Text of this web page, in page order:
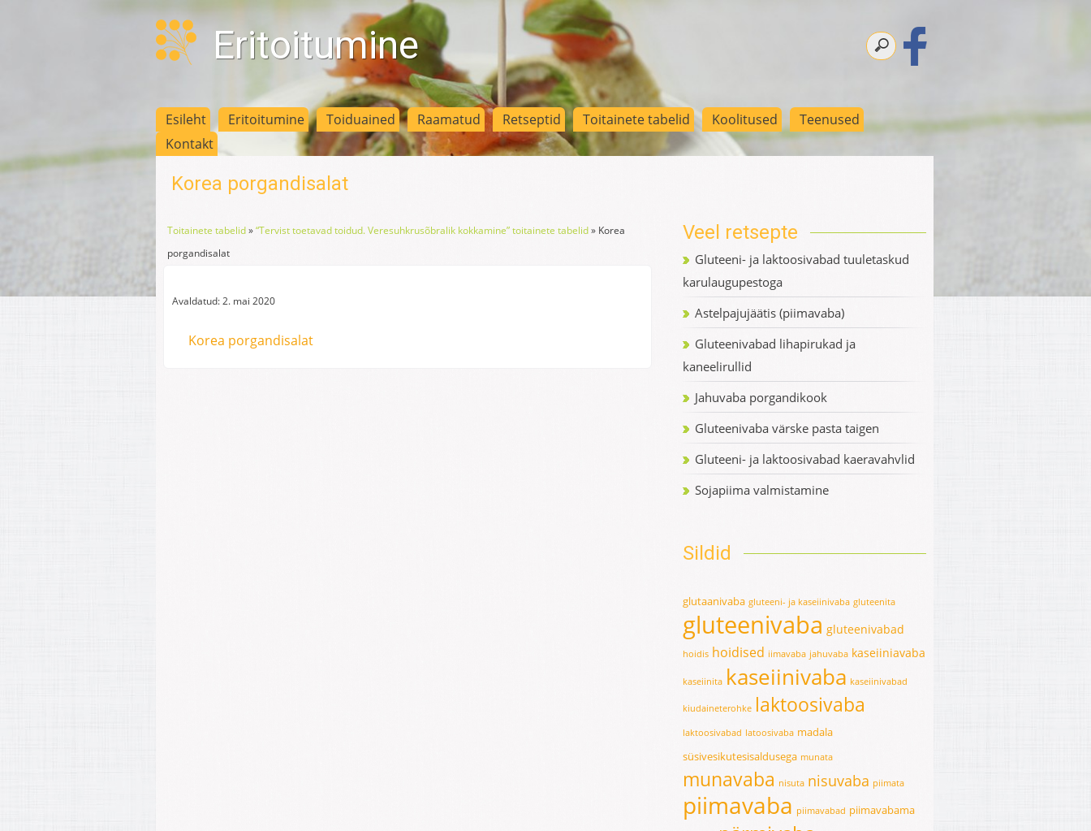
Eritoitumine
Esileht Eritoitumine Toiduained Raamatud Retseptid Toitainete tabelid Koolitused
Teenused
Kontakt
Korea porgandisalat
Toitainete tabelid»“Tervist toetavad toidud. Veresuhkrusõbralik kokkamine” toitainete tabelid» Korea
porgandisalat
Avaldatud: 2. mai 2020
Korea porgandisalat
Veel retsepte
Gluteeni- ja laktoosivabad tuuletaskud
karulaugupestoga
Astelpajujäätis (piimavaba)
Gluteenivabad lihapirukad ja
kaneelirullid
Jahuvaba porgandikook
Gluteenivaba värske pasta taigen
Gluteeni- ja laktoosivabad kaeravahvlid
Sojapiima valmistamine
Sildid
glutaanivaba gluteeni- ja kaseiinivaba gluteenita
gluteenivaba gluteenivabad
hoidis hoidised iimavaba jahuvaba kaseiiniavaba
kaseiinita kaseiinivaba kaseiinivabad
kiudaineterohke laktoosivaba
laktoosivabad latoosivaba madala
süsivesikutesisaldusega munata
munavaba nisuta nisuvaba piimata
piimavaba piimavabad piimavabama